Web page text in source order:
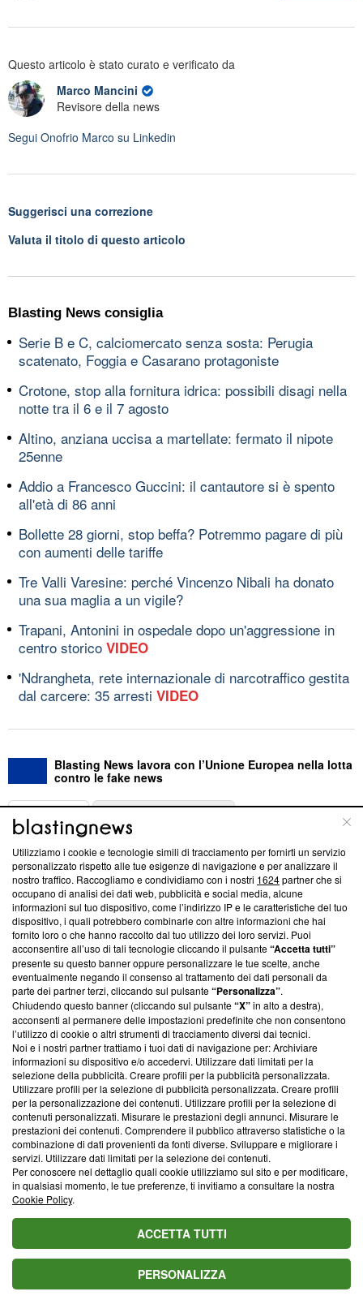
Questo articolo è stato curato e verificato da
Marco Mancini
Revisore della news
Segui Onofrio Marco su Linkedin
Suggerisci una correzione
Valuta il titolo di questo articolo
Blasting News consiglia
Serie B e C, calciomercato senza sosta: Perugia
scatenato, Foggia e Casarano protagoniste
Crotone, stop alla fornitura idrica: possibili disagi nella
notte tra il 6 e il 7 agosto
Altino, anziana uccisa a martellate: fermato il nipote
25enne
Addio a Francesco Guccini: il cantautore si è spento
all'età di 86 anni
Bollette 28 giorni, stop beffa? Potremmo pagare di più
con aumenti delle tariffe
Tre Valli Varesine: perché Vincenzo Nibali ha donato
una sua maglia a un vigile?
Trapani, Antonini in ospedale dopo un'aggressione in
centro storico VIDEO
'Ndrangheta, rete internazionale di narcotraffico gestita
dal carcere: 35 arresti VIDEO
Blasting News lavora con l’Unione Europea nella lotta
contro le fake news
ABOUT
Questa sezione offre informazioni trasparenti su Blasting
News, sui nostri processi editoriali e su come ci impegniamo a
creare news di qualità. Inoltre, afferma la nostra aderenza a
‘Trust Project - News with Integrity’Blasting News non è
ancora membro del programma, ma ha richiesto di farne
parte; Trust Project non ha ancora effettuato una verifica di
conformità agli standard.
Su di noi
Team editoriale
Corporate
Redazione
Informativa Privacy
Cookie Policy
Blasting SA, IDI CHE-247.845.224, Via Carlo Frasca, 3 - 6900
Lugano (Svizzera) Tel:+39 0690258937
© 2026 Blasting News
Utilizziamo i cookie e tecnologie simili di tracciamento per fornirti un servizio
personalizzato rispetto alle tue esigenze di navigazione e per analizzare il
nostro traffico. Raccogliamo e condividiamo con i nostri 1624partner che si
occupano di analisi dei dati web, pubblicità e social media, alcune
informazioni sul tuo dispositivo, come l’indirizzo IP e le caratteristiche del tuo
dispositivo, i quali potrebbero combinarle con altre informazioni che hai
fornito loro o che hanno raccolto dal tuo utilizzo dei loro servizi. Puoi
acconsentire all’uso di tali tecnologie cliccando il pulsante“Accetta tutti”
presente su questo banner oppure personalizzare le tue scelte, anche
eventualmente negando il consenso al trattamento dei dati personali da
parte dei partner terzi, cliccando sul pulsante“Personalizza”.
Chiudendo questo banner (cliccando sul pulsante“X”in alto a destra),
acconsenti al permanere delle impostazioni predefinite che non consentono
l’utilizzo di cookie o altri strumenti di tracciamento diversi dai tecnici.
Noi e i nostri partner trattiamo i tuoi dati di navigazione per: Archiviare
informazioni su dispositivo e/o accedervi. Utilizzare dati limitati per la
selezione della pubblicità. Creare profili per la pubblicità personalizzata.
Utilizzare profili per la selezione di pubblicità personalizzata. Creare profili
per la personalizzazione dei contenuti. Utilizzare profili per la selezione di
contenuti personalizzati. Misurare le prestazioni degli annunci. Misurare le
prestazioni dei contenuti. Comprendere il pubblico attraverso statistiche o la
combinazione di dati provenienti da fonti diverse. Sviluppare e migliorare i
servizi. Utilizzare dati limitati per la selezione dei contenuti.
Per conoscere nel dettaglio quali cookie utilizziamo sul sito e per modificare,
in qualsiasi momento, le tue preferenze, ti invitiamo a consultare la nostra
Cookie Policy.
ACCETTA TUTTI
PERSONALIZZA